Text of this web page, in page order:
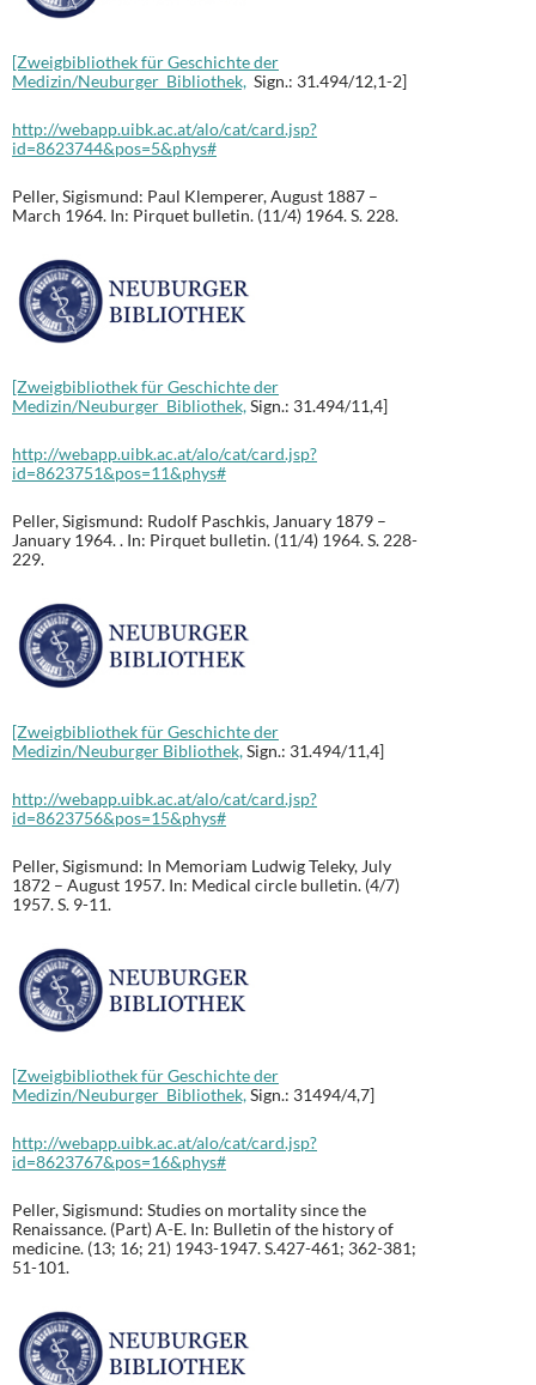
[Zweigbibliothek für Geschichte der
Medizin/Neuburger Bibliothek, Sign.: 31.494/12,1-2]
http://webapp.uibk.ac.at/alo/cat/card.jsp?
id=8623744&pos=5&phys#
Peller, Sigismund: Paul Klemperer, August 1887 –
March 1964. In: Pirquet bulletin. (11/4) 1964. S. 228.
[Zweigbibliothek für Geschichte der
Medizin/Neuburger Bibliothek,Sign.: 31.494/11,4]
http://webapp.uibk.ac.at/alo/cat/card.jsp?
id=8623751&pos=11&phys#
Peller, Sigismund: Rudolf Paschkis, January 1879 –
January 1964. . In: Pirquet bulletin. (11/4) 1964. S. 228-
229.
[Zweigbibliothek für Geschichte der
Medizin/Neuburger Bibliothek,Sign.: 31.494/11,4]
http://webapp.uibk.ac.at/alo/cat/card.jsp?
id=8623756&pos=15&phys#
Peller, Sigismund: In Memoriam Ludwig Teleky, July
1872 – August 1957. In: Medical circle bulletin. (4/7)
1957. S. 9-11.
[Zweigbibliothek für Geschichte der
Medizin/Neuburger Bibliothek,Sign.: 31494/4,7]
http://webapp.uibk.ac.at/alo/cat/card.jsp?
id=8623767&pos=16&phys#
Peller, Sigismund: Studies on mortality since the
Renaissance. (Part) A-E. In: Bulletin of the history of
medicine. (13; 16; 21) 1943-1947. S.427-461; 362-381;
51-101.